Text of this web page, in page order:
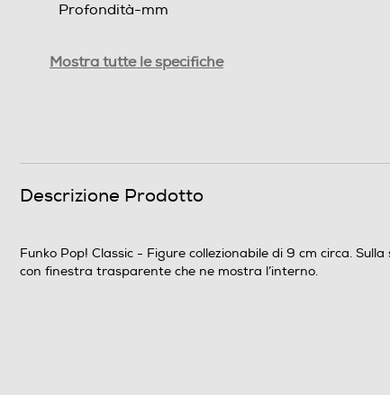
Profondità-mm
Mostra tutte le specifiche
Descrizione Prodotto
Funko Pop! Classic - Figure collezionabile di 9 cm circa.
con finestra trasparente che ne mostra l’interno.